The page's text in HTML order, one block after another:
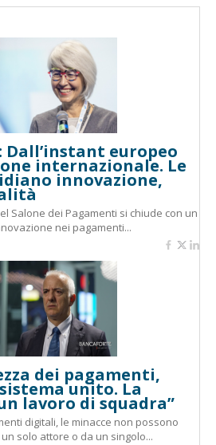
Dall’instant europeo
internazionale. Le
innovazione,
Salone dei Pagamenti si chiude con un
nei pagamenti...
dei pagamenti,
unito. La
lavoro di squadra”
digitali, le minacce non possono
solo attore o da un singolo...